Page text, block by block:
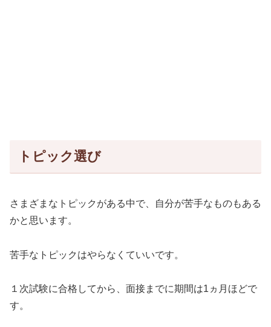
トピック選び
さまざまなトピックがある中で、自分が苦手なものもある
かと思います。
苦手なトピックはやらなくていいです。
１次試験に合格してから、面接までに期間は1ヵ月ほどで
す。